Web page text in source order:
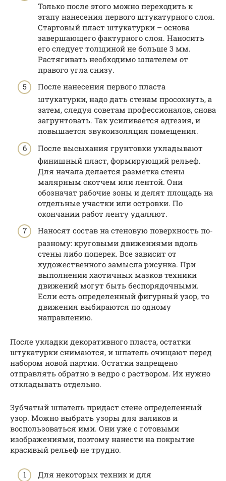
Только после этого можно переходить к
этапу нанесения первого штукатурного слоя.
Стартовый пласт штукатурки – основа
завершающего фактурного слоя. Наносить
его следует толщиной не больше 3 мм.
Растягивать необходимо шпателем от
правого угла снизу.
После нанесения первого пласта
штукатурки, надо дать стенам просохнуть, а
затем, следуя советам профессионалов, снова
загрунтовать. Так усиливается адгезия, и
повышается звукоизоляция помещения.
После высыхания грунтовки укладывают
финишный пласт, формирующий рельеф.
Для начала делается разметка стены
малярным скотчем или лентой. Они
обозначат рабочие зоны и делят площадь на
отдельные участки или островки. По
окончании работ ленту удаляют.
Наносят состав на стеновую поверхность по-
разному: круговыми движениями вдоль
стены либо поперек. Все зависит от
художественного замысла рисунка. При
выполнении хаотичных мазков техники
движений могут быть беспорядочными.
Если есть определенный фигурный узор, то
движения выбираются по одному
направлению.
После укладки декоративного пласта, остатки
штукатурки снимаются, и шпатель очищают перед
набором новой партии. Остатки запрещено
отправлять обратно в ведро с раствором. Их нужно
откладывать отдельно.
Зубчатый шпатель придаст стене определенный
узор. Можно выбрать узоры для валиков и
воспользоваться ими. Они уже с готовыми
изображениями, поэтому нанести на покрытие
красивый рельеф не трудно.
Для некоторых техник и для